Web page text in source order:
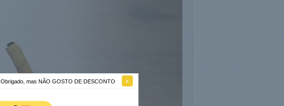
Obrigado, mas NÃO GOSTO DE DESCONTO